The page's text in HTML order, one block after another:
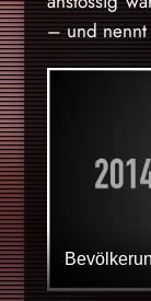
– und nennt